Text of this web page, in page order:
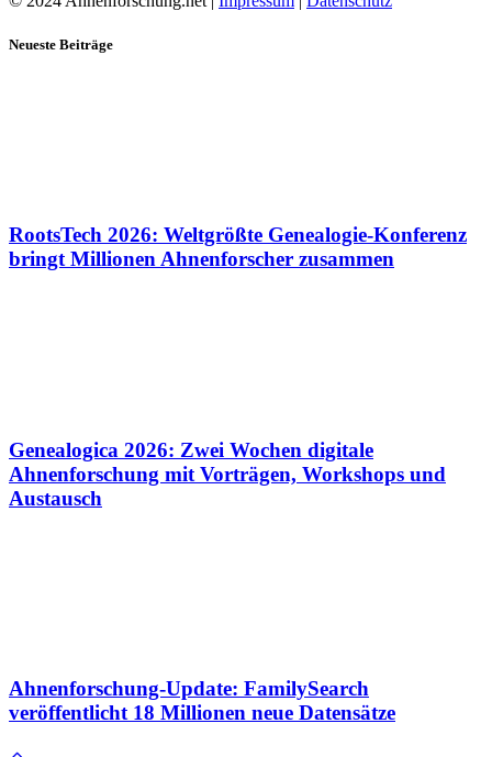
Neueste Beiträge
RootsTech 2026: Weltgrößte Genealogie-Konferenz
bringt Millionen Ahnenforscher zusammen
Genealogica 2026: Zwei Wochen digitale
Ahnenforschung mit Vorträgen, Workshops und
Austausch
Ahnenforschung-Update: FamilySearch
veröffentlicht 18 Millionen neue Datensätze